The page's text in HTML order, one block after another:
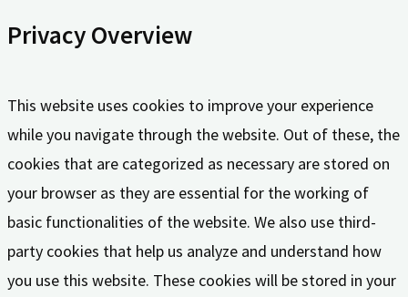
Privacy Overview
This website uses cookies to improve your experience
while you navigate through the website. Out of these, the
cookies that are categorized as necessary are stored on
your browser as they are essential for the working of
basic functionalities of the website. We also use third-
party cookies that help us analyze and understand how
you use this website. These cookies will be stored in your